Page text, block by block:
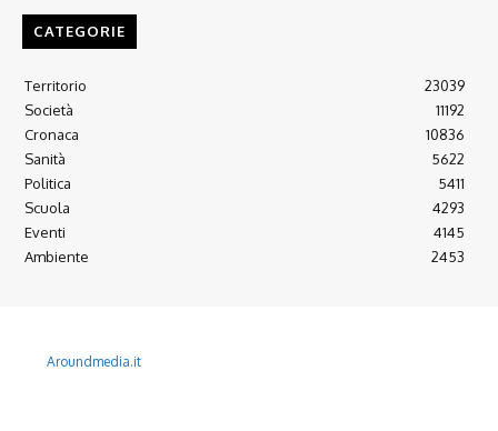
CATEGORIE
Territorio
23039
Società
11192
Cronaca
10836
Sanità
5622
Politica
5411
Scuola
4293
Eventi
4145
Ambiente
2453
Aroundmedia.it